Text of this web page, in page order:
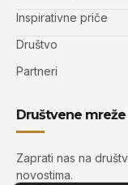
Inspirativne priče
Društvo
Partneri
Društvene mreže
Zaprati nas na
novostima.